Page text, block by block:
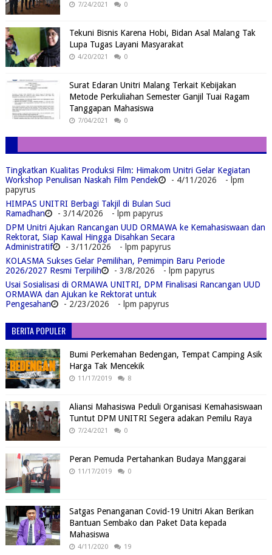
7/24/2021 0
Tekuni Bisnis Karena Hobi, Bidan Asal Malang Tak
Lupa Tugas Layani Masyarakat
4/20/2021 0
Surat Edaran Unitri Malang Terkait Kebijakan
Metode Perkuliahan Semester Ganjil Tuai Ragam
Tanggapan Mahasiswa
7/04/2021 0
Tingkatkan Kualitas Produksi Film: Himakom Unitri Gelar Kegiatan
Workshop Penulisan Naskah Film Pendek
- 4/11/2026
- lpm
papyrus
HIMPAS UNITRI Berbagi Takjil di Bulan Suci
Ramadhan
- 3/14/2026
- lpm papyrus
DPM Unitri Ajukan Rancangan UUD ORMAWA ke Kemahasiswaan dan
Rektorat, Siap Kawal Hingga Disahkan Secara
Administratif
- 3/11/2026
- lpm papyrus
KOLASMA Sukses Gelar Pemilihan, Pemimpin Baru Periode
2026/2027 Resmi Terpilih
- 3/8/2026
- lpm papyrus
Usai Sosialisasi di ORMAWA UNITRI, DPM Finalisasi Rancangan UUD
ORMAWA dan Ajukan ke Rektorat untuk
Pengesahan
- 2/23/2026 - lpm papyrus
BERITA POPULER
Bumi Perkemahan Bedengan, Tempat Camping Asik
Harga Tak Mencekik
11/17/2019 8
Aliansi Mahasiswa Peduli Organisasi Kemahasiswaan
Tuntut DPM UNITRI Segera adakan Pemilu Raya
7/24/2021 0
Peran Pemuda Pertahankan Budaya Manggarai
11/17/2019 0
Satgas Penanganan Covid-19 Unitri Akan Berikan
Bantuan Sembako dan Paket Data kepada
Mahasiswa
4/11/2020 19